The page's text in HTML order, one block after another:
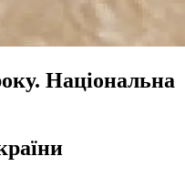
Національна